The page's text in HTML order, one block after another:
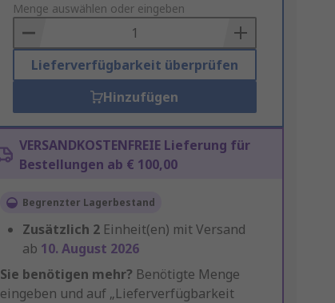
to
Basket
Menge auswählen oder eingeben
Lieferverfügbarkeit überprüfen
Hinzufügen
VERSANDKOSTENFREIE Lieferung für
Bestellungen ab € 100,00
Begrenzter Lagerbestand
Zusätzlich 2 Einheit(en) mit Versand
ab 10. August 2026
Sie benötigen mehr? Benötigte Menge
eingeben und auf „Lieferverfügbarkeit